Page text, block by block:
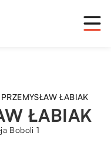
ŁABIAK
ŁABIAK
Boboli 1